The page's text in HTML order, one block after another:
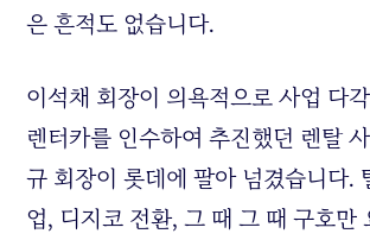
은 흔적도 없습니다.
이석채 회장이 의욕적으로 사업 다
렌터카를 인수하여 추진했던 렌탈
규 회장이 롯데에 팔아 넘겼습니다.
업, 디지코 전환, 그 때 그 때 구호만